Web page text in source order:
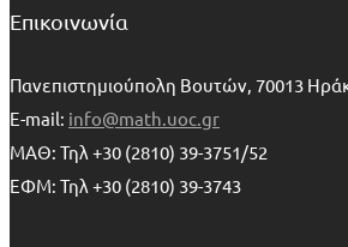
Επικοινωνία
Πανεπιστημιούπολη Βουτών, 70013
E-mail: info@math.uoc.gr
ΜΑΘ: Τηλ +30 (2810) 39-3751/52
ΕΦΜ: Τηλ +30 (2810) 39-3743